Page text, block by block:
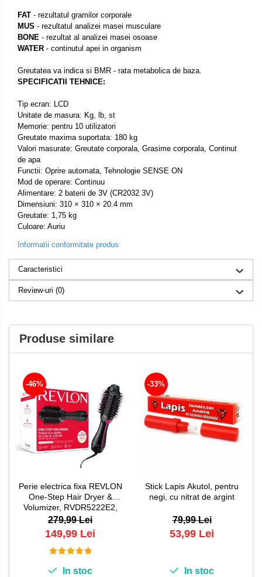
FAT - rezultatul gramilor corporale
MUS - rezultatul analizei masei musculare
BONE - rezultat al analizei masei osoase
WATER - continutul apei in organism
Greutatea va indica si BMR - rata metabolica de baza.
SPECIFICATII TEHNICE:
Tip ecran: LCD
Unitate de masura: Kg, lb, st
Memorie: pentru 10 utilizatori
Greutate maxima suportata: 180 kg
Valori masurate: Greutate corporala, Grasime corporala, Continut
de apa
Functii: Oprire automata, Tehnologie SENSE ON
Mod de operare: Continuu
Alimentare: 2 baterii de 3V (CR2032 3V)
Dimensiuni: 310 × 310 × 20.4 mm
Greutate: 1,75 kg
Culoare: Auriu
Informatii conformitate produs
Caracteristici
Review-uri (0)
Produse similare
-46%
Perie electrica fixa REVLON
One-Step Hair Dryer &
Volumizer, RVDR5222E2,
pentru par mediu si lung
279,99 Lei
149,99 Lei
In stoc
-33%
Stick Lapis Akutol, pentru
negi, cu nitrat de argint
79,99 Lei
53,99 Lei
In stoc